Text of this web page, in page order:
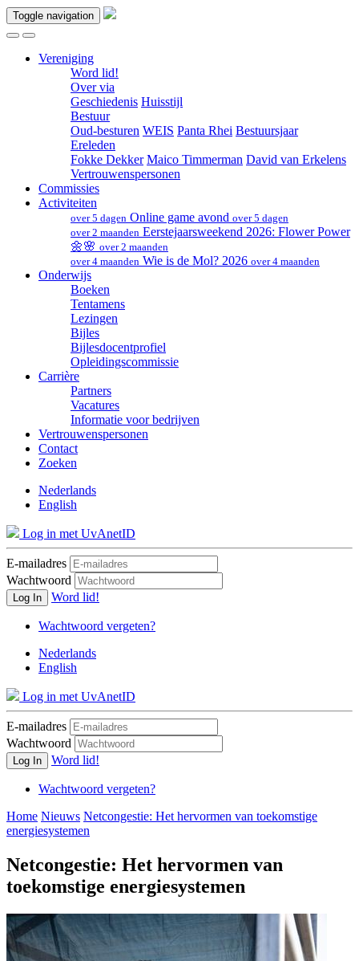
Toggle navigation
Vereniging
Word lid!
Over via
Geschiedenis Huisstijl
Bestuur
Oud-besturen WEIS Panta Rhei Bestuursjaar
Ereleden
Fokke Dekker Maico Timmerman David van Erkelens
Vertrouwenspersonen
Commissies
Activiteiten
over 5 dagen Online game avond over 5 dagen
over 2 maanden Eerstejaarsweekend 2026: Flower Power
🌼🌸 over 2 maanden
over 4 maanden Wie is de Mol? 2026 over 4 maanden
Onderwijs
Boeken
Tentamens
Lezingen
Bijles
Bijlesdocentprofiel
Opleidingscommissie
Carrière
Partners
Vacatures
Informatie voor bedrijven
Vertrouwenspersonen
Contact
Zoeken
Nederlands
English
Log in met UvAnetID
E-mailadres
Wachtwoord
Log In Word lid!
Wachtwoord vergeten?
Nederlands
English
Log in met UvAnetID
E-mailadres
Wachtwoord
Log In Word lid!
Wachtwoord vergeten?
Home Nieuws Netcongestie: Het hervormen van toekomstige
energiesystemen
Netcongestie: Het hervormen van
toekomstige energiesystemen